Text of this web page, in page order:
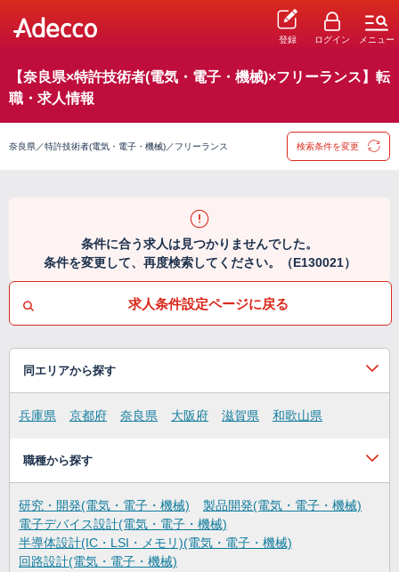
登録 ログイン メニュー
【奈良県×特許技術者(電気・電子・機械)×フリーランス】転
職・求人情報
奈良県／特許技術者(電気・電子・機械)／フリーランス 検索条件を変更
条件に合う求人は見つかりませんでした。
条件を変更して、再度検索してください。（E130021）
求人条件設定ページに戻る
同エリアから探す
兵庫県 京都府 奈良県 大阪府 滋賀県 和歌山県
職種から探す
研究・開発(電気・電子・機械)
製品開発(電気・電子・機械)
電子デバイス設計(電気・電子・機械)
半導体設計(IC・LSI・メモリ)(電気・電子・機械)
回路設計(電気・電子・機械)